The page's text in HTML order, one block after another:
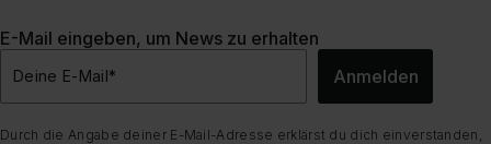
E-Mail eingeben, um News zu erhalten
Deine E-Mail* Anmelden
Durch die Angabe deiner E-Mail-Adresse erklärst du dich einverstanden,